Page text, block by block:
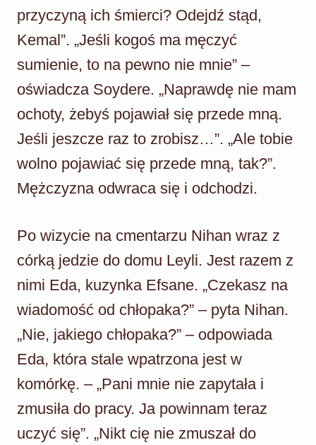
przyczyną ich śmierci? Odejdź stąd,
Kemal”. „Jeśli kogoś ma męczyć
sumienie, to na pewno nie mnie” –
oświadcza Soydere. „Naprawdę nie mam
ochoty, żebyś pojawiał się przede mną.
Jeśli jeszcze raz to zrobisz…”. „Ale tobie
wolno pojawiać się przede mną, tak?”.
Mężczyzna odwraca się i odchodzi.
Po wizycie na cmentarzu Nihan wraz z
córką jedzie do domu Leyli. Jest razem z
nimi Eda, kuzynka Efsane. „Czekasz na
wiadomość od chłopaka?” – pyta Nihan.
„Nie, jakiego chłopaka?” – odpowiada
Eda, która stale wpatrzona jest w
komórkę. – „Pani mnie nie zapytała i
zmusiła do pracy. Ja powinnam teraz
uczyć się”. „Nikt cię nie zmuszał do